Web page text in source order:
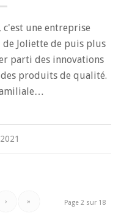
c'est une entreprise
Joliette de puis plus
parti des innovations
produits de qualité.
Page 2 sur 18
› »